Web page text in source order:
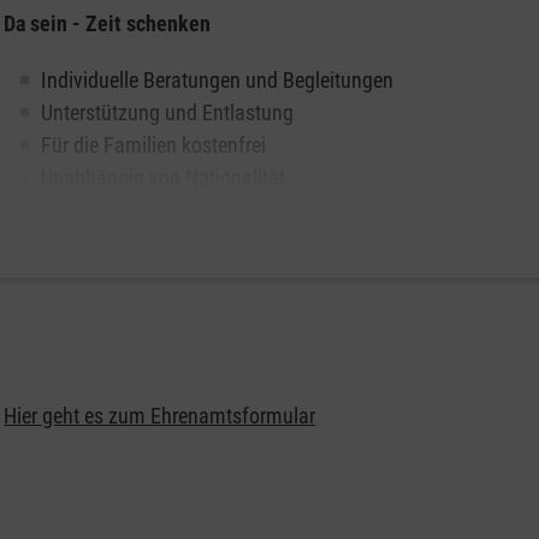
Da sein - Zeit schenken
Individuelle Beratungen und Begleitungen
Unterstützung und Entlastung
Für die Familien kostenfrei
Hier geht es zum Ehrenamtsformular